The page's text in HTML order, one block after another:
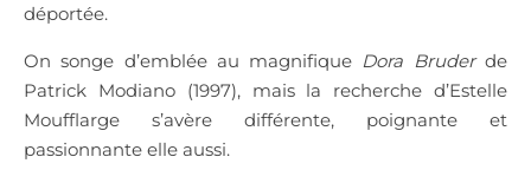
déportée.
On songe d’emblée au magnifique Dora Bruderde
Patrick Modiano (1997), mais la recherche d’Estelle
Moufflarge s’avère différente, poignante et
passionnante elle aussi.